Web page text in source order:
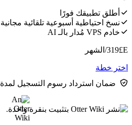
أطلق تطبيقك فورًا
نسخ احتياطية أسبوعية تلقائية مجانية
خادم VPS مُدار بالـ AI
E£
319/الشهر
اختر خطة
ضمان استرداد رسوم التسجيل لمدة 30 يومًا